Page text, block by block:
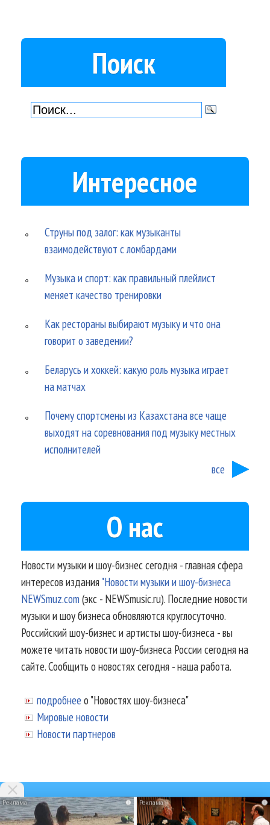
Поиск
Интересное
Струны под залог: как музыканты
взаимодействуют с ломбардами
Музыка и спорт: как правильный плейлист
меняет качество тренировки
Как рестораны выбирают музыку и что она
говорит о заведении?
Беларусь и хоккей: какую роль музыка играет
на матчах
Почему спортсмены из Казахстана все чаще
выходят на соревнования под музыку местных
исполнителей
все
О нас
Новости музыки и шоу-бизнес сегодня - главная сфера
интересов издания"Новости музыки и шоу-бизнеса
NEWSmuz.com(экс - NEWSmusic.ru). Последние новости
музыки и шоу бизнеса обновляются круглосуточно.
Российский шоу-бизнес и артисты шоу-бизнеса - вы
можете читать новости шоу-бизнеса России сегодня на
сайте. Сообщить о новостях сегодня - наша работа.
подробнее о "Новостях шоу-бизнеса"
Мировые новости
Новости партнеров
© 2002-2026.Информационное
i i